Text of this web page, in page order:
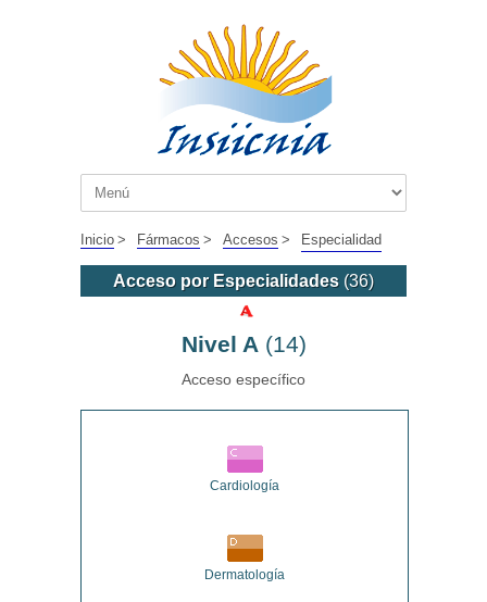
Inicio > Fármacos > Accesos > Especialidad
Acceso por Especialidades (36)
Nivel A (14)
Acceso específico
Cardiología
Dermatología